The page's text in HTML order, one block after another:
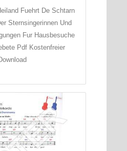
Fuehrt De Schtarn
Sternsingerinnen Und
Fur Hausbesuche
Pdf Kostenfreier